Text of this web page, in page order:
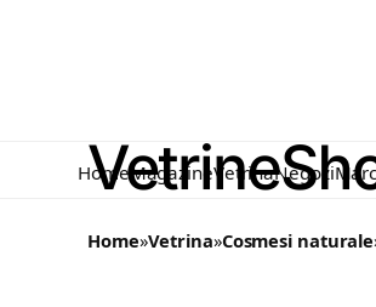
HomeMagazineVetrinaNegozi
Home»Vetrina»Cosmesi naturale